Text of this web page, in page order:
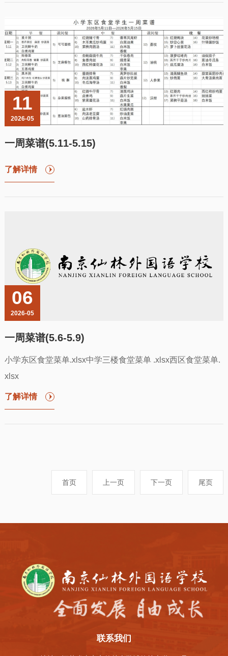
11
2026-05
一周菜谱(5.11-5.15)
了解详情
06
2026-05
一周菜谱(5.6-5.9)
小学东区食堂菜单.xlsx中学三楼食堂菜单 .xlsx西区食堂菜单.
xlsx
了解详情
首页 上一页 下一页 尾页
联系我们